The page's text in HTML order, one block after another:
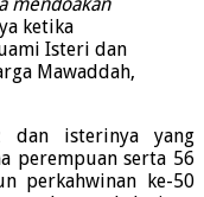
mendoakan
ketika
Isteri dan
Mawaddah,
isterinya yang
perempuan serta 56
perkahwinan ke-50